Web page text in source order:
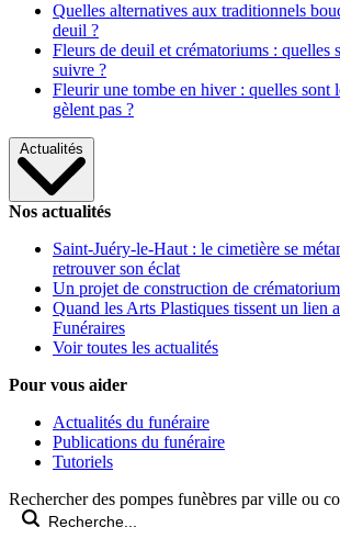
Quelles alternatives aux traditionnels
deuil ?
Fleurs de deuil et crématoriums : quelles
suivre ?
Fleurir une tombe en hiver : quelles sont
gèlent pas ?
Actualités
Nos actualités
Saint-Juéry-le-Haut : le cimetière se
retrouver son éclat
Un projet de construction de
Quand les Arts Plastiques tissent un lien
Funéraires
Voir toutes les actualités
Pour vous aider
Actualités du funéraire
Publications du funéraire
Tutoriels
Rechercher des pompes funèbres par ville ou